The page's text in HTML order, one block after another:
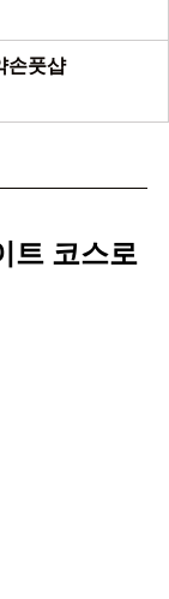
손풋샵
트 코스로